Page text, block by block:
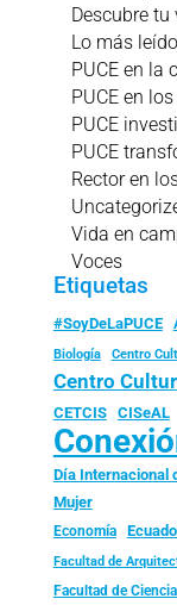
Descubre tu
Lo más leído
PUCE en la
PUCE en
PUCE
PUCE
Rector en
Vida en
Voces
Etiquetas
#SoyDeLaPUCE
Biología
Centro
Centro
CETCIS CISeAL
Día Internacional
Mujer
Economía
Facultad de
Facultad de